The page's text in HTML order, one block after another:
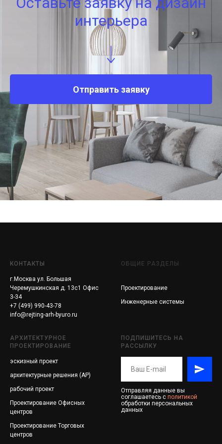
интерьера
Отправить заявку
КОНТАКТЫ
г.Москва ул. Большая
Черемушкинская д. 13с1 Офис
3-34
+7 (499) 990-43-78
info@rejting-arh-byuro.ru
ОБЩИЕ РАЗДЕЛЫ
Проектирование
Инженерные системы
АРХИТЕКТУРНОЕ
ПРОЕКТИРОВАНИЕ
эскизный проект
архитектурные решения (АР)
рабочий проект
Проектирование Офисных
центров
Проектирование Торговых
центров
ПОДПИШИТЕСЬ НА
РАССЫЛКУ
Отправляя данные вы
соглашаетесь с политикой
обработки персональных
данных